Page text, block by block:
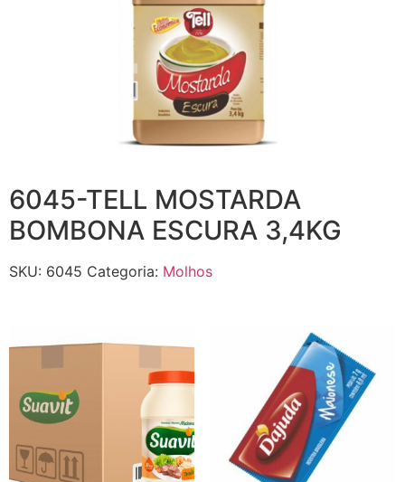
6045-TELL MOSTARDA
BOMBONA ESCURA 3,4KG
SKU: 6045 Categoria: Molhos